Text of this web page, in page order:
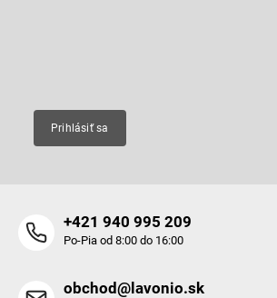
Prihlásiť sa
+421 940 995 209
Po-Pia od 8:00 do 16:00
obchod@lavonio.sk